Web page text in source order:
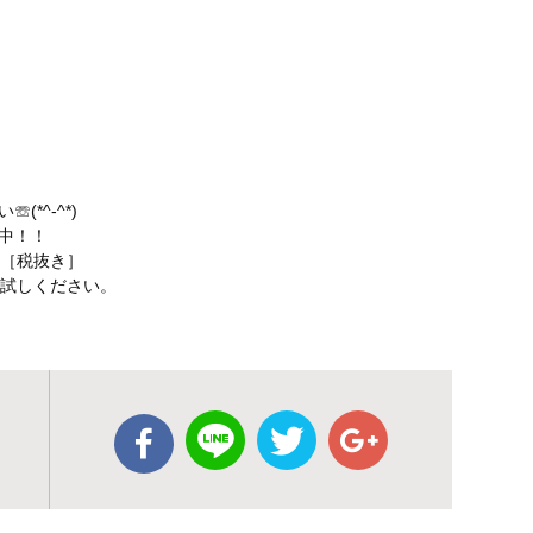
☏(*^-^*)
！！
税抜き］
しください。